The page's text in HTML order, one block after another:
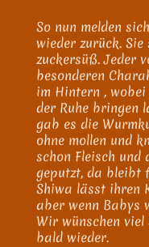
So nun melden
wieder zurück.
zuckersüß. Jeder
besonderen
im Hintern ,
der Ruhe bringen
gab es die
ohne mollen und
schon Fleisch
geputzt, da bleibt
Shiwa lässt ihren
aber wenn Babys
Wir wünschen
bald wieder.